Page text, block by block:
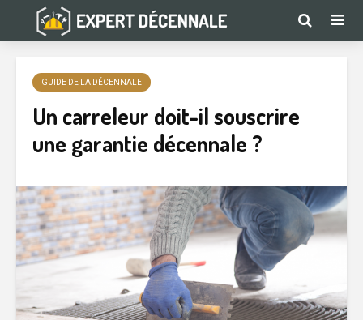
GUIDE DE LA DÉCENNALE
Un carreleur doit-il souscrire
une garantie décennale ?